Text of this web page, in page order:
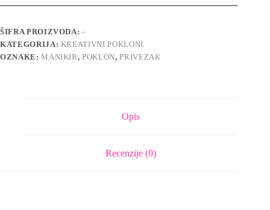
Halloween
ŠIFRA PROIZVODA:-
KATEGORIJA: KREATIVNI POKLONI
OZNAKE:MANIKIR,POKLON,PRIVEZAK
Opis
Recenzije (0)